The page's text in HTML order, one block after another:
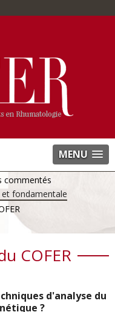
MENU
commentés
et fondamentale
COFER
d'analyse du
?